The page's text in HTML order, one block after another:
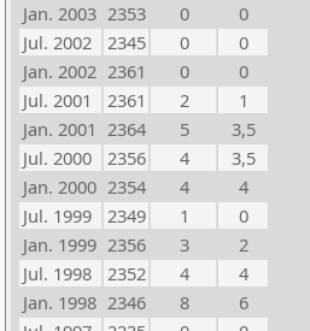
Jan. 2003 2353 0
0
Jul. 2002
2345 0
0
Jan. 2002 2361 0
0
Jul. 2001
2361 2
1
Jan. 2001 2364 5
3,5
Jul. 2000
2356 4
3,5
Jan. 2000 2354 4
4
Jul. 1999
2349 1
0
Jan. 1999 2356 3
2
Jul. 1998
2352 4
4
Jan. 1998 2346 8
6